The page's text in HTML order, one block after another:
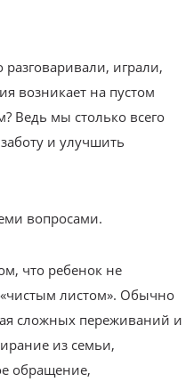
играли,
возникает на пустом
Ведь мы столько всего
и улучшить
вопросами.
что ребенок не
листом». Обычно
сложных переживаний и
из семьи,
обращение,